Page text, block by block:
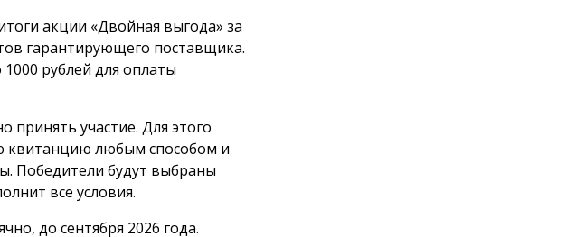
акции «Двойная выгода» за
гарантирующего поставщика.
рублей для оплаты
участие. Для этого
квитанцию любым способом и
Победители будут выбраны
все условия.
до сентября 2026 года.